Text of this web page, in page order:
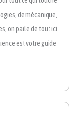
de mécanique,
on parle de tout ici.
est votre guide